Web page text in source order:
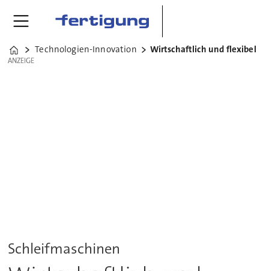
Home
Technologien-Innovation Wirtschaftlich und flexibel
ANZEIGE
ANZEIGE
Schleifmaschinen